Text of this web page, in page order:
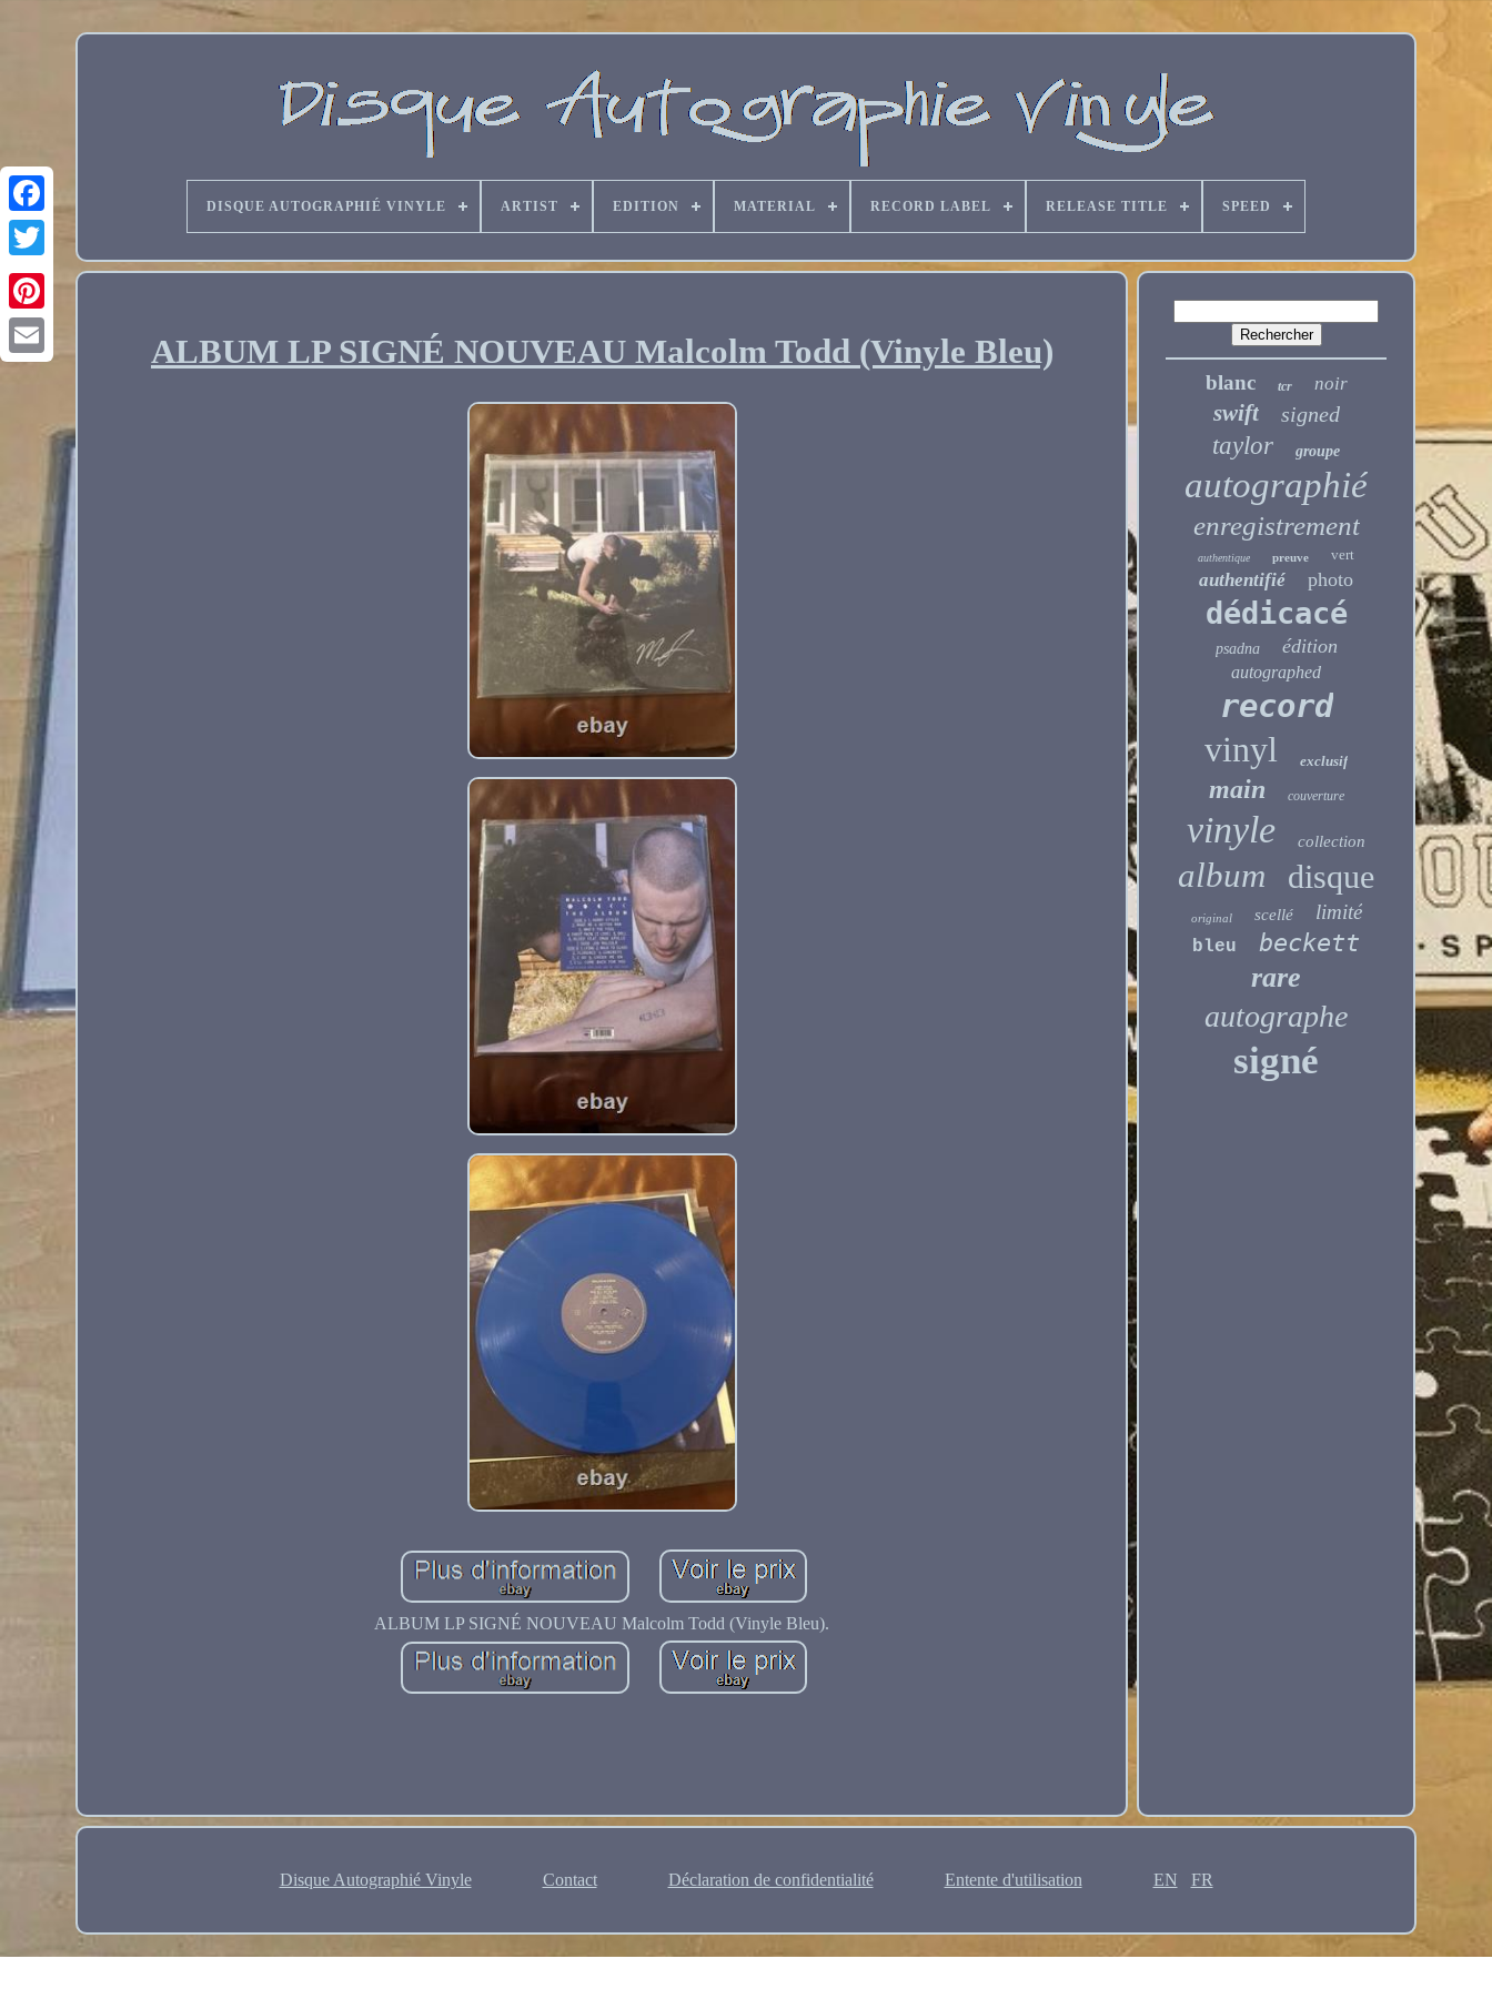
DISQUE AUTOGRAPHIÉ VINYLE ARTIST EDITION MATERIAL RECORD LABEL RELEASE TITLE SPEED
ALBUM LP SIGNÉ NOUVEAU Malcolm Todd (Vinyle Bleu)
ALBUM LP SIGNÉ NOUVEAU Malcolm Todd (Vinyle Bleu).
blanc tcr noir
swift signed
taylor groupe
autographié
enregistrement
authentique preuve vert
authentifié photo
dédicacé
psadna édition
autographed
record
vinyl exclusif
main couverture
vinyle collection
album disque
original scellé limité
bleu beckett
rare
autographe
signé
Disque Autographié Vinyle Contact Déclaration de confidentialité Entente d'utilisation EN FR